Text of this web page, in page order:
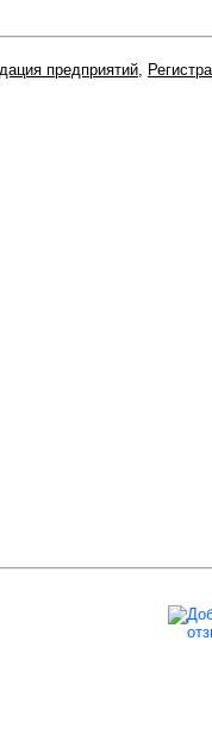
предприятий,